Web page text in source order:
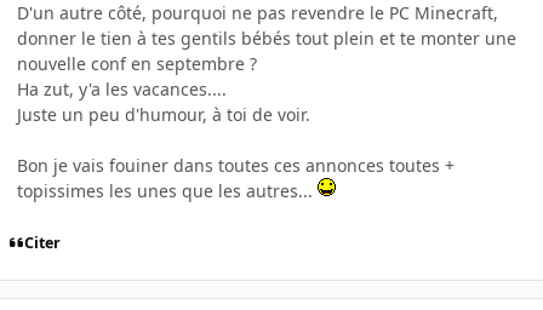
D'un autre côté, pourquoi ne pas revendre le PC Minecraft,
donner le tien à tes gentils bébés tout plein et te monter une
nouvelle conf en septembre ?
Ha zut, y'a les vacances....
Juste un peu d'humour, à toi de voir.
Bon je vais fouiner dans toutes ces annonces toutes +
topissimes les unes que les autres...
Citer